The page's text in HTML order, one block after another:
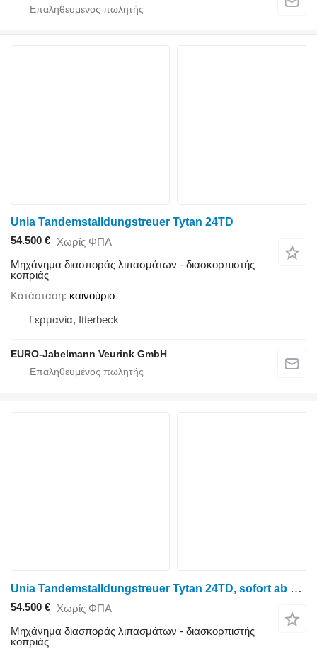
Unia Tandemstalldungstreuer Tytan 24TD
54.500 € Χωρίς ΦΠΑ
Μηχάνημα διασποράς λιπασμάτων - διασκορπιστής
κοπριάς
Κατάσταση καινούριο
Γερμανία, Itterbeck
EURO-Jabelmann Veurink GmbH
Unia Tandemstalldungstreuer Tytan 24TD, sofort ab Lager
54.500 € Χωρίς ΦΠΑ
Μηχάνημα διασποράς λιπασμάτων - διασκορπιστής
κοπριάς